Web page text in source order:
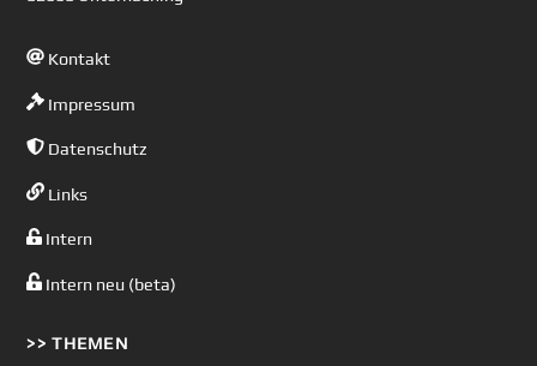
Kontakt
Impressum
Datenschutz
Links
Intern
Intern neu (beta)
>> THEMEN